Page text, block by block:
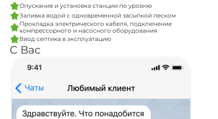
Опускание и установка станции по уровню
Заливка водой с одновременной засыпкой песком
Прокладка электрического кабеля, подключение
компрессорного и насосного оборудования
Ввод септика в эксплуатацию
С Вас